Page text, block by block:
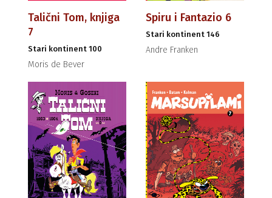
Talični Tom, knjiga
7
Stari kontinent 100
Moris de Bever
Spiru i Fantazio 6
Stari kontinent 146
Andre Franken